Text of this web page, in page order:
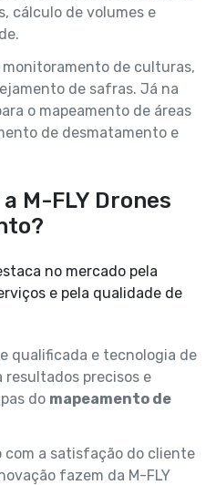
cálculo de volumes e
de culturas,
de safras. Já na
o mapeamento de áreas
de desmatamento e
M-FLY Drones
e pela qualidade de
qualificada e tecnologia de
resultados precisos e
do mapeamento de
com a satisfação do cliente
fazem da M-FLY